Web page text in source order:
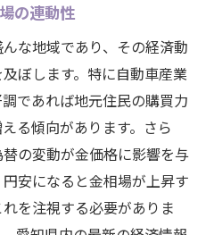
の連動性
な地域であり、その経済動
ぼします。特に自動車産業
であれば地元住民の購買力
る傾向があります。さら
の変動が金価格に影響を与
安になると金相場が上昇す
を注視する必要がありま